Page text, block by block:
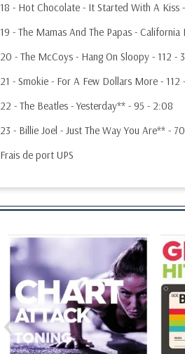
18 - Hot Chocolate - It Started With A Kiss -
19 - The Mamas And The Papas - California
20 - The McCoys - Hang On Sloopy - 112 -
21 - Smokie - For A Few Dollars More - 112
22 - The Beatles - Yesterday** - 95 - 2:08
23 - Billie Joel - Just The Way You Are** -
Frais de port UPS
‹